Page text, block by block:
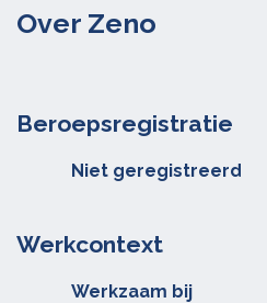
Over Zeno
Beroepsregistratie
Niet geregistreerd
Werkcontext
Werkzaam bij